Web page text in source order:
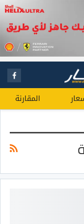
المقارنة